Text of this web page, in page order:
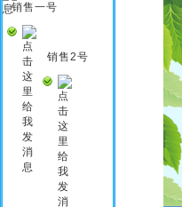
销售一号
销售2号